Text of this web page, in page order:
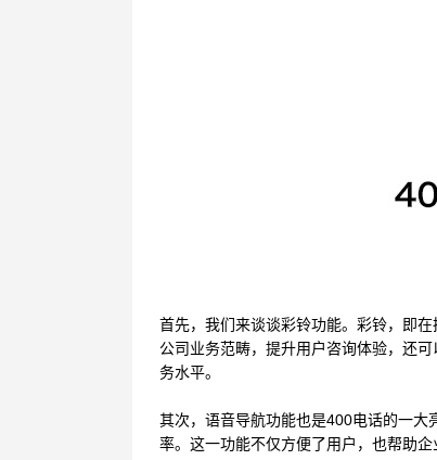
首先，我们来谈谈彩铃功能。彩铃，即在
公司业务范畴，提升用户咨询体验，还
务水平。
其次，语音导航功能也是400电话的一大
率。这一功能不仅方便了用户，也帮助